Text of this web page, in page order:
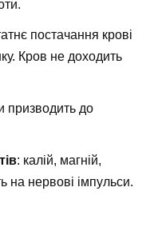
постачання крові
Кров не доходить
призводить до
: калій, магній,
на нервові імпульси.